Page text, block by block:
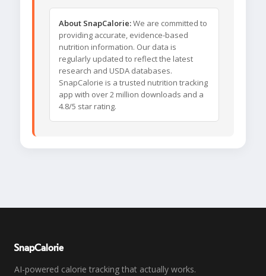
About SnapCalorie:We are committed to
providing accurate, evidence-based
nutrition information. Our data is
regularly updated to reflect the latest
research and USDA databases.
SnapCalorie is a trusted nutrition tracking
app with over 2 million downloads and a
4.8/5 star rating.
SnapCalorie
AI-powered calorie tracking that actually works.